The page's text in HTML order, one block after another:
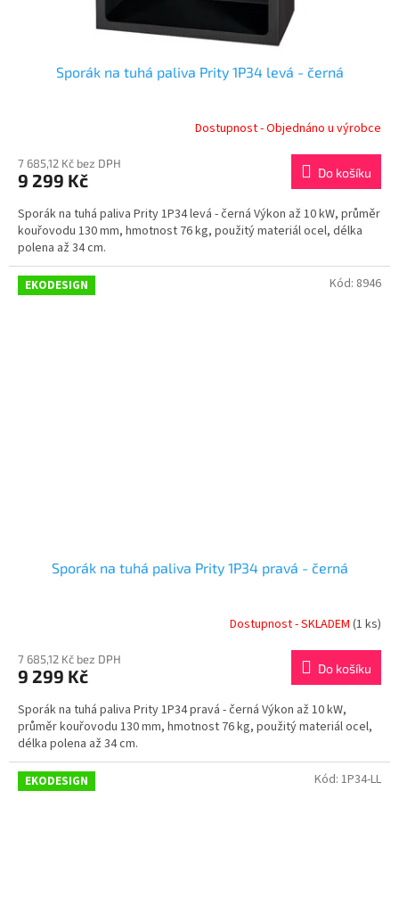
Sporák na tuhá paliva Prity 1P34 levá - černá
Dostupnost - Objednáno u výrobce
7 685,12 Kč bez DPH
9 299 Kč Do košíku
Sporák na tuhá paliva Prity 1P34 levá - černá Výkon až 10 kW, průměr
kouřovodu 130 mm, hmotnost 76 kg, použitý materiál ocel, délka
polena až 34 cm.
EKODESIGN
Sporák na tuhá paliva Prity 1P34 pravá - černá
Dostupnost - SKLADEM (1 ks)
7 685,12 Kč bez DPH
9 299 Kč Do košíku
Sporák na tuhá paliva Prity 1P34 pravá - černá Výkon až 10 kW,
průměr kouřovodu 130 mm, hmotnost 76 kg, použitý materiál ocel,
délka polena až 34 cm.
Kód: 8946
EKODESIGN Kód: 1P34-LL